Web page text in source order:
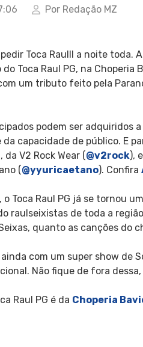
Por Redação MZ
Toca Raulll a noite toda.
do Toca Raul PG, na
um tributo feito pela
podem ser adquiridos
capacidade de público. E
V2 Rock Wear (@v2rock),
(@yyuricaetano). Confira
o Toca Raul PG já se tornou
raulseixistas de toda a
quanto as canções do
com um super show de
Não fique de fora
Raul PG é da Choperia